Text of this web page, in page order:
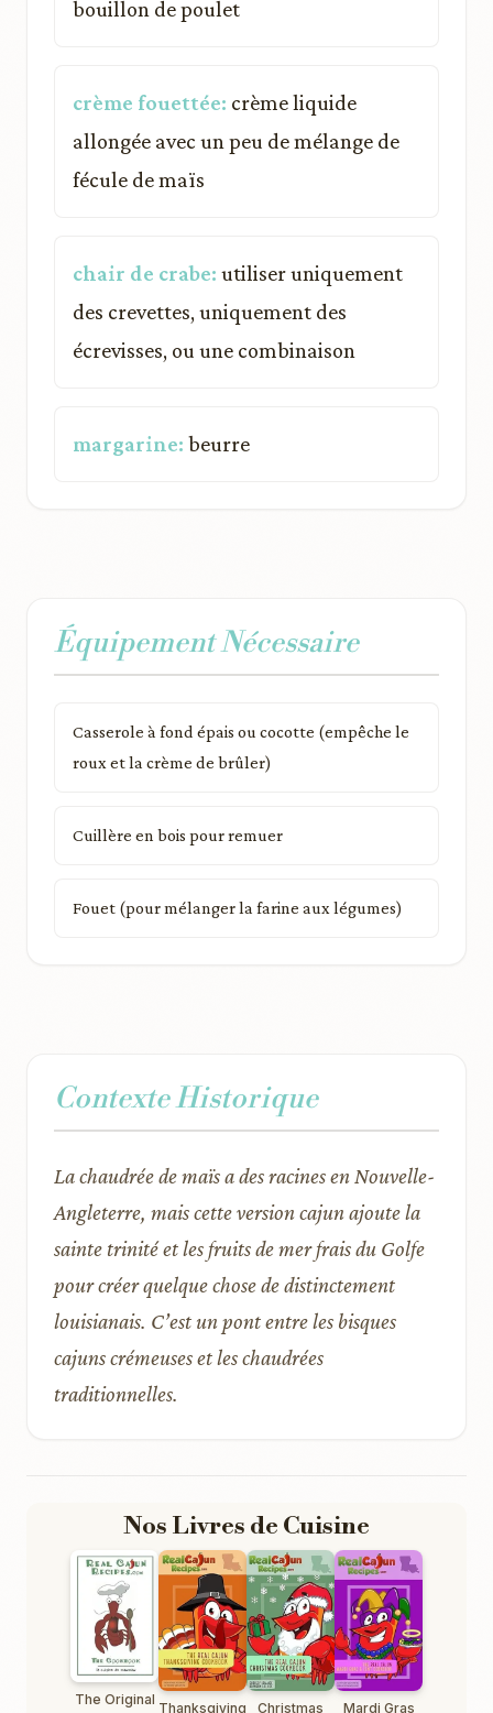
bouillon de poulet
crème fouettée: crème liquide
allongée avec un peu de mélange de
fécule de maïs
chair de crabe: utiliser uniquement
des crevettes, uniquement des
écrevisses, ou une combinaison
margarine: beurre
Équipement Nécessaire
Casserole à fond épais ou cocotte (empêche le
roux et la crème de brûler)
Cuillère en bois pour remuer
Fouet (pour mélanger la farine aux légumes)
Contexte Historique
La chaudrée de maïs a des racines en Nouvelle-
Angleterre, mais cette version cajun ajoute la
sainte trinité et les fruits de mer frais du Golfe
pour créer quelque chose de distinctement
louisianais. C’est un pont entre les bisques
cajuns crémeuses et les chaudrées
traditionnelles.
Nos Livres de Cuisine
The Original Thanksgiving Christmas Mardi Gras